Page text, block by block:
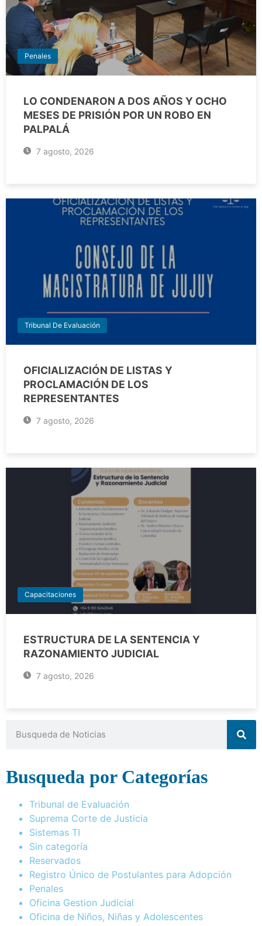
Penales
LO CONDENARON A DOS AÑOS Y OCHO
MESES DE PRISIÓN POR UN ROBO EN
PALPALÁ
7 agosto, 2026
Tribunal De Evaluación
OFICIALIZACIÓN DE LISTAS Y
PROCLAMACIÓN DE LOS
REPRESENTANTES
7 agosto, 2026
Capacitaciones
ESTRUCTURA DE LA SENTENCIA Y
RAZONAMIENTO JUDICIAL
7 agosto, 2026
Busqueda por Categorías
Tribunal de Evaluación
Suprema Corte de Justicia
Sistemas TI
Sin categoría
Reservados
Registro Único de Postulantes para Adopción
Penales
Oficina Gestion Judicial
Oficina de Niños, Niñas y Adolescentes